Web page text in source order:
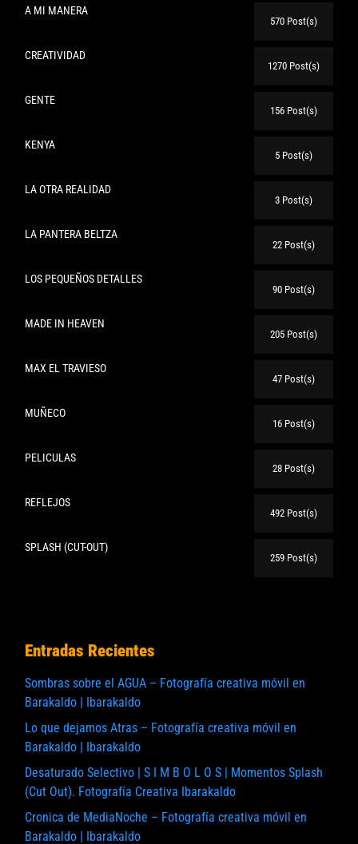
A MI MANERA
570 Post(s)
CREATIVIDAD
1270 Post(s)
GENTE
156 Post(s)
KENYA
5 Post(s)
LA OTRA REALIDAD
3 Post(s)
LA PANTERA BELTZA
22 Post(s)
LOS PEQUEÑOS DETALLES
90 Post(s)
MADE IN HEAVEN
205 Post(s)
MAX EL TRAVIESO
47 Post(s)
MUÑECO
16 Post(s)
PELICULAS
28 Post(s)
REFLEJOS
492 Post(s)
SPLASH (CUT-OUT)
259 Post(s)
Entradas Recientes
Sombras sobre el AGUA – Fotografía creativa móvil en
Barakaldo | Ibarakaldo
Lo que dejamos Atras – Fotografía creativa móvil en
Barakaldo | Ibarakaldo
Desaturado Selectivo | S I M B O L O S | Momentos Splash
(Cut Out). Fotografía Creativa Ibarakaldo
Cronica de MediaNoche – Fotografía creativa móvil en
Barakaldo | Ibarakaldo